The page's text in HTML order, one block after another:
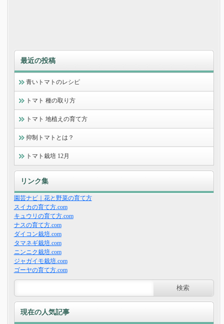
最近の投稿
青いトマトのレシピ
トマト 種の取り方
トマト 地植えの育て方
抑制トマトとは？
トマト栽培 12月
リンク集
園芸ナビ｜花と野菜の育て方
スイカの育て方.com
キュウリの育て方.com
ナスの育て方.com
ダイコン栽培.com
タマネギ栽培.com
ニンニク栽培.com
ジャガイモ栽培.com
ゴーヤの育て方.com
現在の人気記事